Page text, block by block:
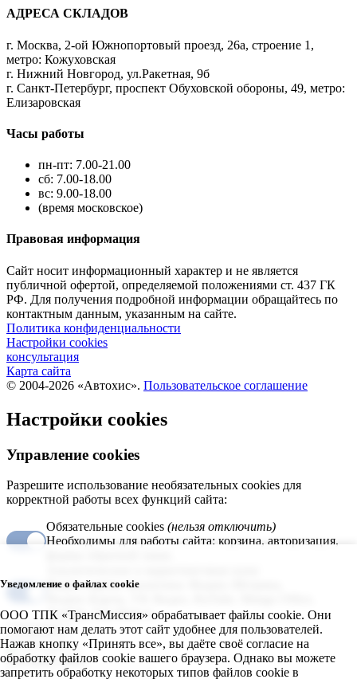
АДРЕСА СКЛАДОВ
г. Москва, 2-ой Южнопортовый проезд, 26а, строение 1,
метро: Кожуховская
г. Нижний Новгород, ул.Ракетная, 9б
г. Санкт-Петербург, проспект Обуховской обороны, 49, метро:
Елизаровская
Часы работы
пн-пт: 7.00-21.00
сб: 7.00-18.00
вс: 9.00-18.00
(время московское)
Правовая информация
Сайт носит информационный характер и не является
публичной офертой, определяемой положениями ст. 437 ГК
РФ. Для получения подробной информации обращайтесь по
контактным данным, указанным на сайте.
Политика конфиденциальности
Настройки cookies
консультация
Карта сайта
© 2004-2026 «Автохис». Пользовательское соглашение
Уведомление о файлах cookie
ООО ТПК «ТрансМиссия» обрабатывает файлы cookie. Они
помогают нам делать этот сайт удобнее для пользователей.
Нажав кнопку «Принять все», вы даёте своё согласие на
обработку файлов cookie вашего браузера. Однако вы можете
запретить обработку некоторых типов файлов cookie в
Настройки cookies
Управление cookies
Разрешите использование необязательных cookies для
корректной работы всех функций сайта:
Обязательные cookies (нельзя отключить)
Необходимы для работы сайта: корзина, авторизация,
Видео, карты, аналитика: Яндекс.Метрика,
JivoSite, Top.Mail.ru.
Сохранить
Быстрый заказ